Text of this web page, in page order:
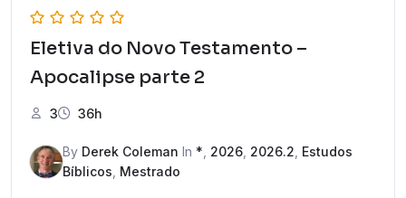
Eletiva do Novo Testamento –
Apocalipse parte 2
3 36h
By Derek Coleman In * 2026 2026.2 Estudos
Bíblicos Mestrado